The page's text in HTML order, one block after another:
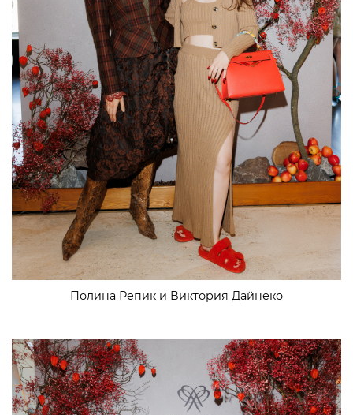
Полина Репик и Виктория Дайнеко